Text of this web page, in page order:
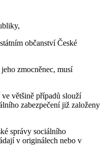
občanství České
zmocněnec, musí
většině případů slouží
zabezpečení již založeny
správy sociálního
v originálech nebo v